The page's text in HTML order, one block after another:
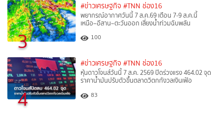
3
#ข่าวเศรษฐกิจ #TNN ช่อง16
พยากรณ์อากาศวันนี้ 7 ส.ค.69 เตือน 7-9 ส.ค.นี้
เหนือ–อีสาน–ตะวันออก เสี่ยงน้ำท่วมฉับพลัน
100
4
#ข่าวเศรษฐกิจ #TNN ช่อง16
หุ้นดาวโจนส์วันนี้ 7 ส.ค. 2569 ปิดร่วงแรง 464.02 จุด
ราคาน้ำมันปรับตัวขึ้นตลาดวิตกกังวลเงินเฟ้อ
83